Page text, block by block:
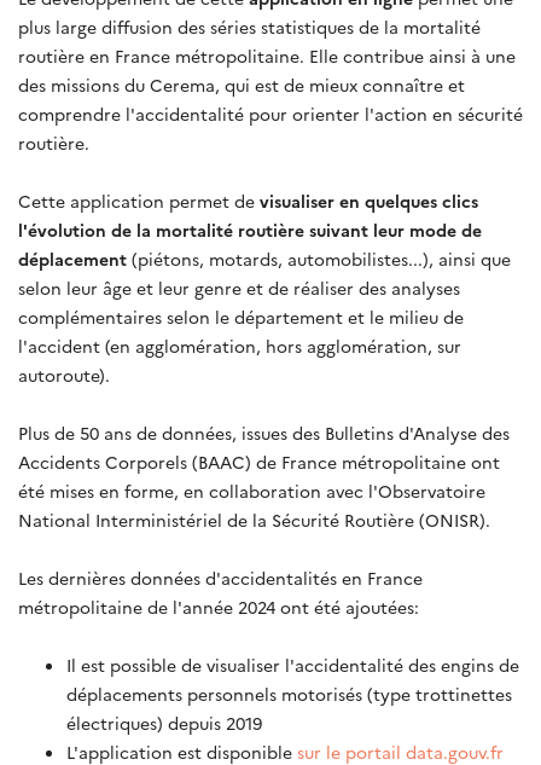
plus large diffusion des séries statistiques de la mortalité
routière en France métropolitaine. Elle contribue ainsi à une
des missions du Cerema, qui est de mieux connaître et
comprendre l'accidentalité pour orienter l'action en sécurité
routière.
Cette application permet de visualiser en quelques clics
l'évolution de la mortalité routière suivant leur mode de
déplacement (piétons, motards, automobilistes...), ainsi que
selon leur âge et leur genre et de réaliser des analyses
complémentaires selon le département et le milieu de
l'accident (en agglomération, hors agglomération, sur
autoroute).
Plus de 50 ans de données, issues des Bulletins d'Analyse des
Accidents Corporels (BAAC) de France métropolitaine ont
été mises en forme, en collaboration avec l'Observatoire
National Interministériel de la Sécurité Routière (ONISR).
Les dernières données d'accidentalités en France
métropolitaine de l'année 2024 ont été ajoutées:
Il est possible de visualiser l'accidentalité des engins de
déplacements personnels motorisés (type trottinettes
électriques) depuis 2019
L'application est disponible sur le portail data.gouv.fr